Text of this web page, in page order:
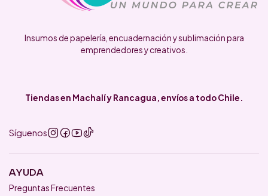
Insumos de papelería, encuadernación y sublimación para
emprendedores y creativos.
Tiendas en Machalí y Rancagua, envíos a todo Chile.
Síguenos
AYUDA
Preguntas Frecuentes